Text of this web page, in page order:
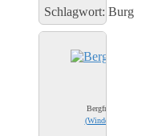
Schlagwort: Burg
Bergfried
(Windeck